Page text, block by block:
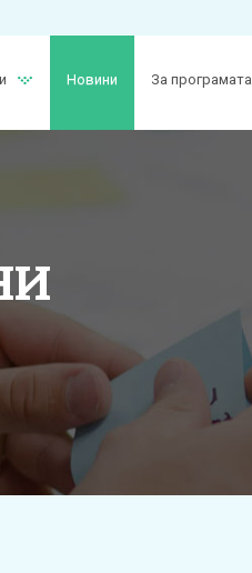
Новини За програмата